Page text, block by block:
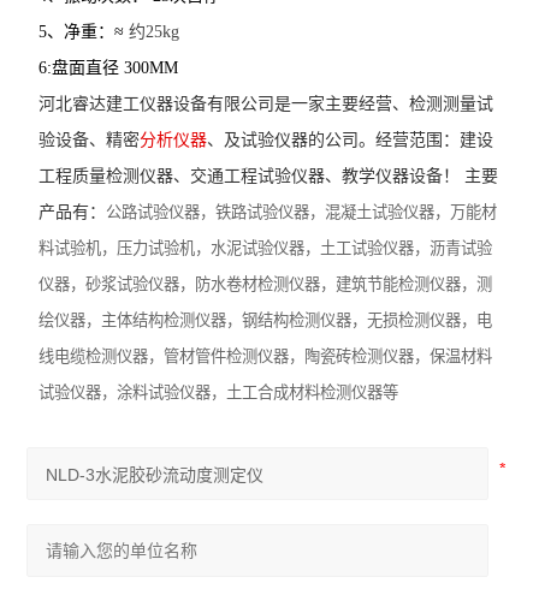
5、净重：≈约25kg
6:盘面直径 300MM
河北睿达建工仪器设备有限公司是一家主要经营、检测测量试
验设备、精密分析仪器、及试验仪器的公司。经营范围：建设
工程质量检测仪器、交通工程试验仪器、教学仪器设备！ 主要
产品有： 公路试验仪器，铁路试验仪器，混凝土试验仪器，万能材
料试验机，压力试验机，水泥试验仪器，土工试验仪器，沥青试验
仪器，砂浆试验仪器，防水卷材检测仪器，建筑节能检测仪器，测
绘仪器，主体结构检测仪器，钢结构检测仪器，无损检测仪器，电
线电缆检测仪器，管材管件检测仪器，陶瓷砖检测仪器，保温材料
试验仪器，涂料试验仪器，土工合成材料检测仪器等